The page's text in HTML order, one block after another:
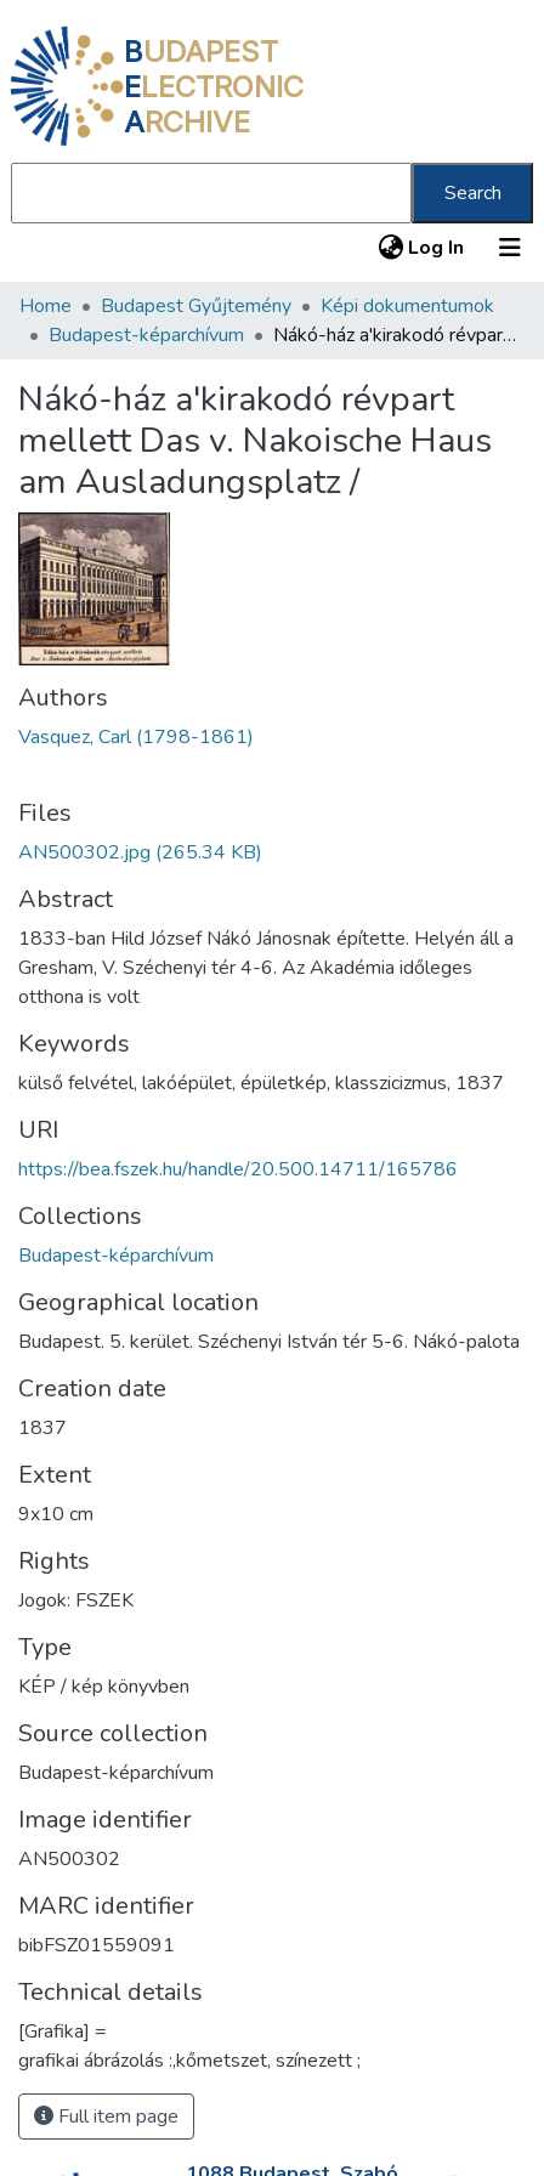
BUDAPEST
ELECTRONIC
ARCHIVE
Search
Log In (current)
Communities & Collections
Statistics
About us
Home Budapest Gyűjtemény
Képi dokumentumok
Budapest-képarchívum
Nákó-ház a'kirakodó révpart mellett Das v. Nakoische Haus am Ausladungsplatz /
Nákó-ház a'kirakodó révpart
mellett Das v. Nakoische Haus
am Ausladungsplatz /
Authors
Vasquez, Carl (1798-1861)
Files
AN500302.jpg (265.34 KB)
Abstract
1833-ban Hild József Nákó Jánosnak építette. Helyén áll a
Gresham, V. Széchenyi tér 4-6. Az Akadémia időleges
otthona is volt
Keywords
külső felvétel, lakóépület, épületkép, klasszicizmus, 1837
URI
https://bea.fszek.hu/handle/20.500.14711/165786
Collections
Budapest-képarchívum
Geographical location
Budapest. 5. kerület. Széchenyi István tér 5-6. Nákó-palota
Creation date
1837
Extent
9x10 cm
Rights
Jogok: FSZEK
Type
KÉP / kép könyvben
Source collection
Budapest-képarchívum
Image identifier
AN500302
MARC identifier
bibFSZ01559091
Technical details
[Grafika] =
grafikai ábrázolás :,kőmetszet, színezett ;
Full item page